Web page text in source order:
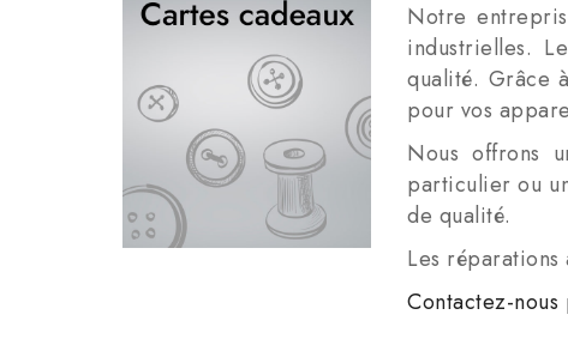
Notre
industrielles.
qualité. Grâce
pour vos
Nous offrons
particulier ou
de qualité.
Les réparations
Contactez-